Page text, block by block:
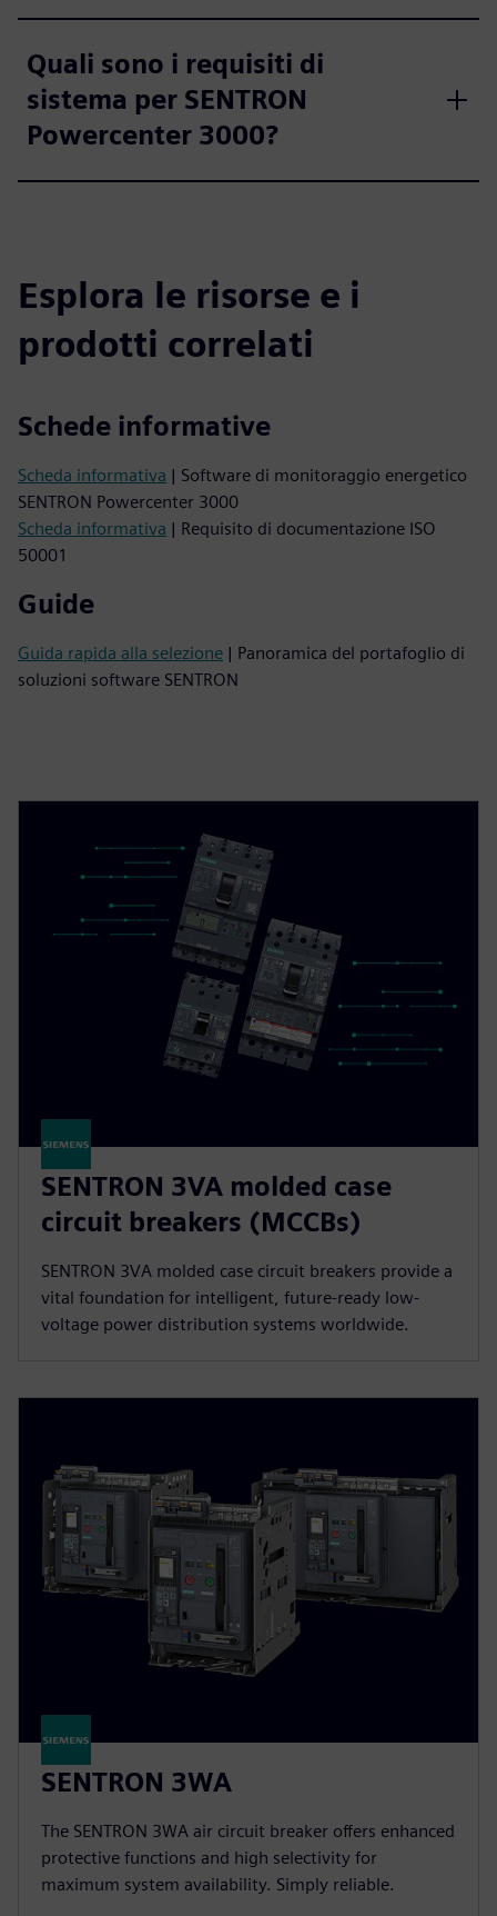
Quali sono i requisiti di
sistema per SENTRON
Powercenter 3000?
Esplora le risorse e i
prodotti correlati
Schede informative
Scheda informativa | Software di monitoraggio energetico
SENTRON Powercenter 3000
Scheda informativa | Requisito di documentazione ISO
50001
Guide
Guida rapida alla selezione | Panoramica del portafoglio di
soluzioni software SENTRON
SENTRON 3VA molded case
circuit breakers (MCCBs)
SENTRON 3VA molded case circuit breakers provide a
vital foundation for intelligent, future-ready low-
voltage power distribution systems worldwide.
SENTRON 3WA
The SENTRON 3WA air circuit breaker offers enhanced
protective functions and high selectivity for
maximum system availability. Simply reliable.